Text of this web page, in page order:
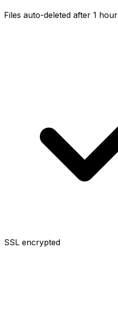
Files auto-deleted after 1 hour
SSL encrypted